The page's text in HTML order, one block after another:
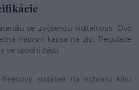
se zvýšenou viditelností. Dvě
náprsní kapsa na zip. Regulace
ve spodní části.
fleecový stojáček na ochranu krku